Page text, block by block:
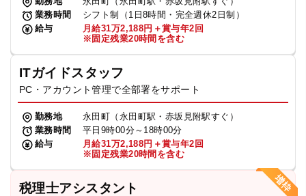
業務時間
シフト制（1日8時間・完全週休2日制）
給与
月給31万2,188円＋賞与年2回
※固定残業20時間を含む
ITガイドスタッフ
PC・アカウント管理で全部署をサポート
勤務地
永田町（永田町駅・赤坂見附駅すぐ）
業務時間
平日9時00分～18時00分
給与
月給31万2,188円＋賞与年2回
※固定残業20時間を含む
税理士アシスタント